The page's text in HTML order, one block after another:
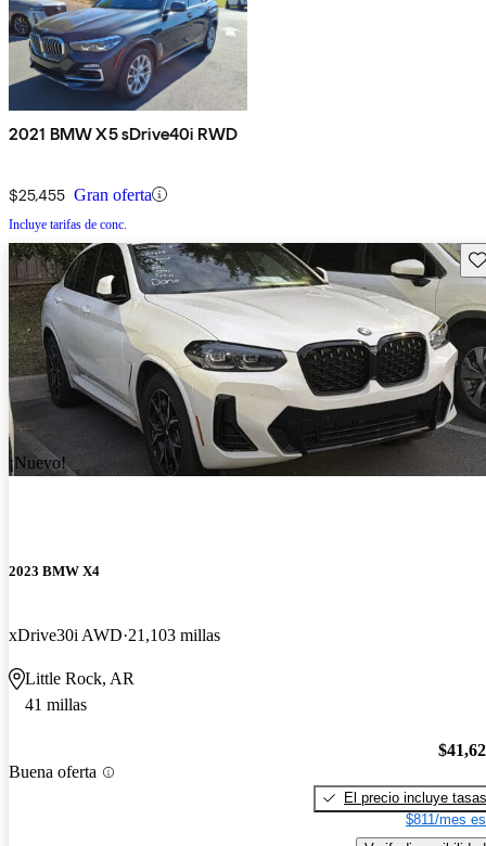
2021 BMW X5 sDrive40i RWD
$25,455 Gran oferta
Incluye tarifas de conc.
¡Nuevo!
2023 BMW X4
xDrive30i AWD 21,103 millas
Little Rock, AR
41 millas
Buena oferta
El precio incluye tasas
$811/mes